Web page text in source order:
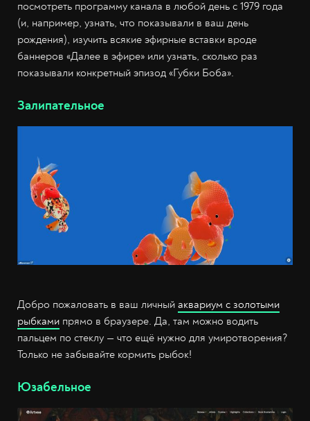
посмотреть программу канала в любой день с 1979 года
(и, например, узнать, что показывали в ваш день
рождения), изучить всякие эфирные вставки вроде
баннеров «Далее в эфире» или узнать, сколько раз
показывали конкретный эпизод «Губки Боба».
Залипательное
Добро пожаловать в ваш личный аквариум с золотыми
рыбками прямо в браузере. Да, там можно водить
пальцем по стеклу — что ещё нужно для умиротворения?
Только не забывайте кормить рыбок!
Юзабельное